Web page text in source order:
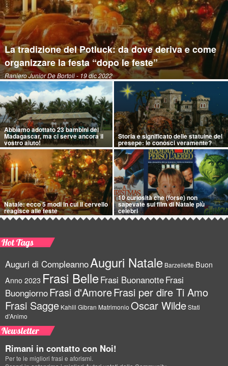
La tradizione del Potluck: da dove deriva e come
organizzare la festa “dopo le feste”
Raniero Junior De Bortoli- 19 dic 2022
Abbiamo adottato 23 bambini del
Madagascar, ma ci serve ancora il
vostro aiuto!
Storia e significato delle statuine del
presepe: le conosci veramente?
Natale: ecco 5 modi in cui il cervello
reagisce alle feste
10 curiosità che (forse) non
sapevate sui film di Natale più
celebri
Hot Tags
Auguri di CompleannoAuguri Natale Barzellette Buon
Anno 2023 Frasi BelleFrasi BuonanotteFrasi
BuongiornoFrasi d'AmoreFrasi per dire Ti Amo
Frasi Sagge Kahlil Gibran Matrimonio Oscar WildeStati
d'Animo
Newsletter
Rimani in contatto con Noi!
Per te le migliori frasi e aforismi.